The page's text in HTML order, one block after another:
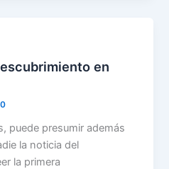
en
puede presumir además
la noticia del
la primera